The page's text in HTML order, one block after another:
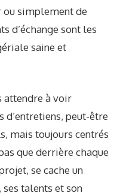
ou simplement de
d’échange sont les
saine et
attendre à voir
peut-être
mais toujours centrés
que derrière chaque
se cache un
talents et son